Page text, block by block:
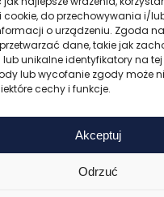
cookie, do przechowywania i/
o urządzeniu. Zgoda
dane, takie jak
unikalne identyfikatory na tej
lub wycofanie zgody może
cechy i funkcje.
Akceptuj
Odrzuć
POLITYKA
SSL
Zaufany sprzedawca
Sprawdź opinie